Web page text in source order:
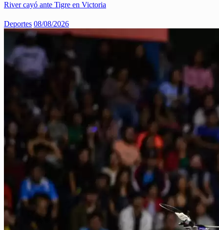
River cayó ante Tigre en Victoria
Deportes 08/08/2026